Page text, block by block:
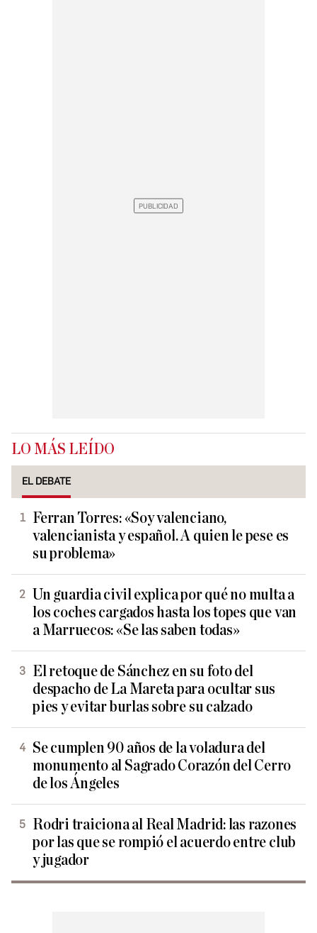
LO MÁS LEÍDO
EL DEBATE
Ferran Torres: «Soy valenciano,
valencianista y español. A quien le pese es
su problema»
Un guardia civil explica por qué no multa a
los coches cargados hasta los topes que van
a Marruecos: «Se las saben todas»
El retoque de Sánchez en su foto del
despacho de La Mareta para ocultar sus
pies y evitar burlas sobre su calzado
Se cumplen 90 años de la voladura del
monumento al Sagrado Corazón del Cerro
de los Ángeles
Rodri traiciona al Real Madrid: las razones
por las que se rompió el acuerdo entre club
y jugador